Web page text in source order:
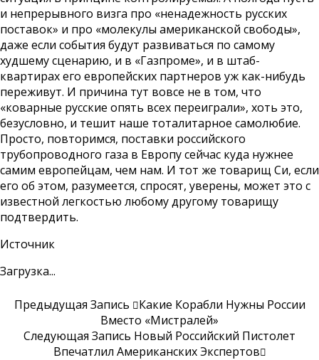
и непрерывного визга про «ненадежность русских
поставок» и про «молекулы американской свободы»,
даже если события будут развиваться по самому
худшему сценарию, и в «Газпроме», и в штаб-
квартирах его европейских партнеров уж как-нибудь
переживут. И причина тут вовсе не в том, что
«коварные русские опять всех переиграли», хоть это,
безусловно, и тешит наше тоталитарное самолюбие.
Просто, повторимся, поставки российского
трубопроводного газа в Европу сейчас куда нужнее
самим европейцам, чем нам. И тот же товарищ Си, если
его об этом, разумеется, спросят, уверены, может это с
известной легкостью любому другому товарищу
подтвердить.
Источник
Загрузка...
Предыдущая Запись
Какие Корабли Нужны России
Вместо «Мистралей»
Следующая Запись Новый Российский Пистолет
Впечатлил Американских Экспертов